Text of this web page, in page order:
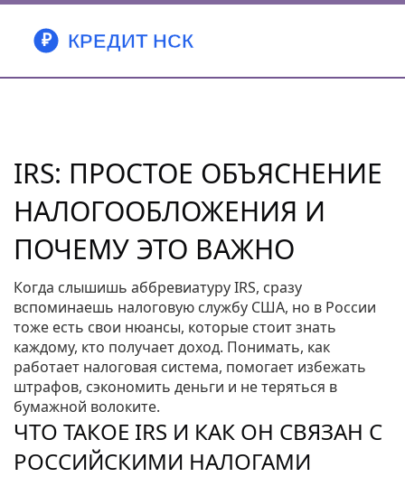
IRS: ПРОСТОЕ ОБЪЯСНЕНИЕ
НАЛОГООБЛОЖЕНИЯ И
ПОЧЕМУ ЭТО ВАЖНО
Когда слышишь аббревиатуру IRS, сразу
вспоминаешь налоговую службу США, но в России
тоже есть свои нюансы, которые стоит знать
каждому, кто получает доход. Понимать, как
работает налоговая система, помогает избежать
штрафов, сэкономить деньги и не теряться в
бумажной волоките.
ЧТО ТАКОЕ IRS И КАК ОН СВЯЗАН С
РОССИЙСКИМИ НАЛОГАМИ